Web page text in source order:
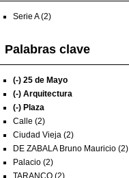
Serie A (2)
Palabras clave
(-) 25 de Mayo
(-) Arquitectura
(-) Plaza
Calle (2)
Ciudad Vieja (2)
DE ZABALA Bruno Mauricio (2)
Palacio (2)
TARANCO (2)